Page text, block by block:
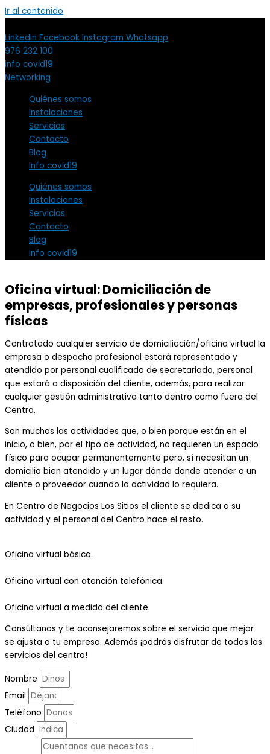
Ir al contenido
Linkedin Facebook Instagram Whatsapp
976 232 100
info covid19
Networking
Quiénes somos
Instalaciones
Servicios
Contacto
Blog
Info covid19
Quiénes somos
Instalaciones
Servicios
Contacto
Blog
Info covid19
Oficina virtual: Domiciliación de
empresas, profesionales y personas
físicas
Contratado cualquier servicio de domiciliación/oficina virtual la
empresa o despacho profesional estará representado y
atendido por personal cualificado de secretariado, personal
que estará a disposición del cliente, además, para realizar
cualquier gestión administrativa tanto dentro como fuera del
Centro.
Son muchas las actividades que, o bien porque están en el
inicio, o bien, por el tipo de actividad, no requieren un espacio
físico para ocupar permanentemente pero, sí necesitan un
domicilio bien atendido y un lugar dónde donde atender a un
cliente o proveedor cuando la actividad lo requiera.
En Centro de Negocios Los Sitios el cliente se dedica a su
actividad y el personal del Centro hace el resto.
Oficina virtual básica.
Oficina virtual con atención telefónica.
Oficina virtual a medida del cliente.
Consúltanos y te aconsejaremos sobre el servicio que mejor
se ajusta a tu empresa. Además ¡podrás disfrutar de todos los
servicios del centro!
Nombre
Email
Teléfono
Ciudad